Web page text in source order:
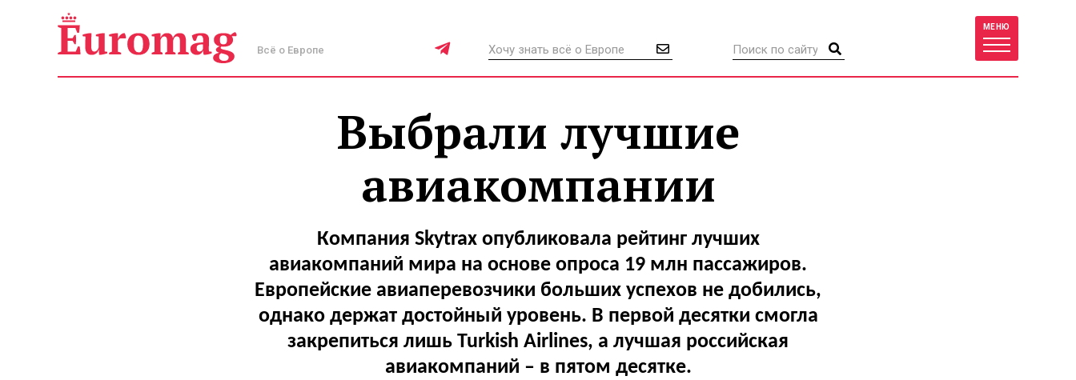
Всё о Европе
МЕНЮ
Выбрали лучшие
авиакомпании
Компания Skytrax опубликовала рейтинг лучших
авиакомпаний мира на основе опроса 19 млн пассажиров.
Европейские авиаперевозчики больших успехов не добились,
однако держат достойный уровень. В первой десятки смогла
закрепиться лишь Turkish Airlines, а лучшая российская
авиакомпаний – в пятом десятке.